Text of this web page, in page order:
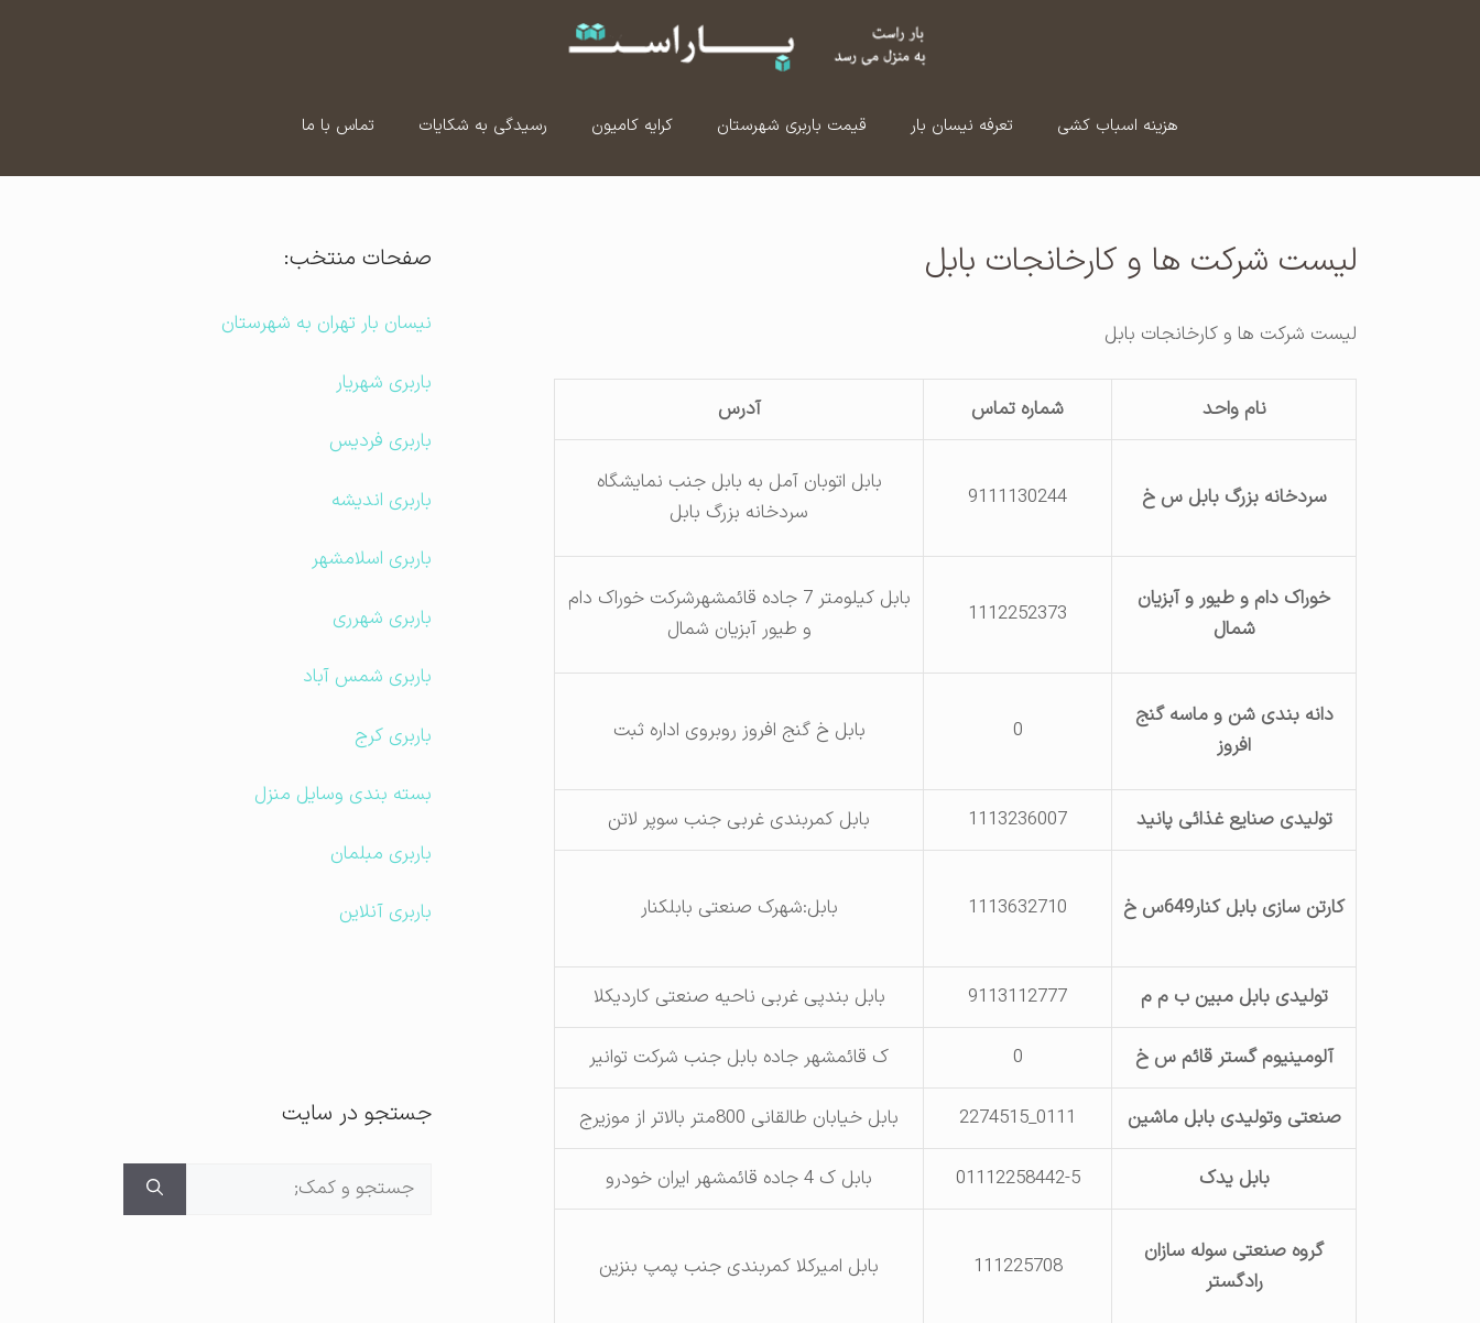
هزینه اسباب کشی تعرفه نیسان بار قیمت باربری شهرستان کرایه کامیون رسیدگی به شکایات تماس با ما
لیست شرکت ها و کارخانجات بابل
لیست شرکت ها و کارخانجات بابل
نام واحد شماره تماس آدرس
سردخانه بزرگ بابل س خ 9111130244
بابل اتوبان آمل به بابل جنب نمایشگاه
سردخانه بزرگ بابل
خوراک دام و طیور و آبزیان
شمال
1112252373
بابل کیلومتر 7 جاده قائمشهرشرکت خوراک دام
و طیور آبزیان شمال
دانه بندی شن و ماسه گنج
افروز
0 بابل خ گنج افروز روبروی اداره ثبت
تولیدی صنایع غذائی پانید 1113236007 بابل کمربندی غربی جنب سوپر لاتن
کارتن سازی بابل کنار649س خ 1113632710 بابل:شهرک صنعتی بابلکنار
تولیدی بابل مبین ب م م 9113112777 بابل بندپی غربی ناحیه صنعتی کاردیکلا
آلومینیوم گستر قائم س خ 0 ک قائمشهر جاده بابل جنب شرکت توانیر
صنعتی وتولیدی بابل ماشین 0111_2274515 بابل خیابان طالقانی 800متر بالاتر از موزیرج
بابل یدک 01112258442-5 بابل ک 4 جاده قائمشهر ایران خودرو
گروه صنعتی سوله سازان
رادگستر
111225708 بابل امیرکلا کمربندی جنب پمپ بنزین
صفحات منتخب:
نیسان بار تهران به شهرستان
باربری شهریار
باربری فردیس
باربری اندیشه
باربری اسلامشهر
باربری شهرری
باربری شمس آباد
باربری کرج
بسته بندی وسایل منزل
باربری مبلمان
باربری آنلاین
جستجو در سایت
جستجوی